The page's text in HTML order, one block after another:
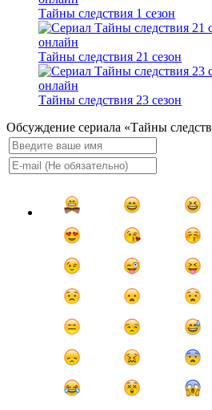
Тайны следствия 1 сезон
Тайны следствия 21 сезон
Тайны следствия 23 сезон
Обсуждение сериала «Тайны